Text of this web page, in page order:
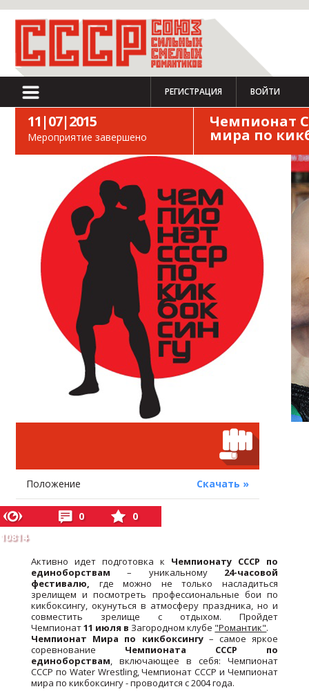
РЕГИСТРАЦИЯ ВОЙТИ
11|07|2015
Мероприятие завершено
Чемпионат
мира по
Положение Скачать »
10814
0 0
Активно идет подготовка к Чемпионату СССР по
единоборствам – уникальному 24-часовой
фестивалю, где можно не только насладиться
зрелищем и посмотреть профессиональные бои по
кикбоксингу, окунуться в атмосферу праздника, но и
совместить зрелище с отдыхом. Пройдет
Чемпионат11 июля в Загородном клубе "Романтик".
Чемпионат Мира по кикбоксингу– самое яркое
соревнование Чемпионата СССР по
единоборствам, включающее в себя: Чемпионат
СССР по Water Wrestling, Чемпионат СССР и Чемпионат
мира по кикбоксингу - проводится с 2004 года.